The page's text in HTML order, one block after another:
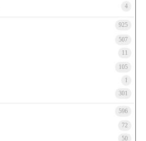
4
925
507
11
105
1
301
596
72
50